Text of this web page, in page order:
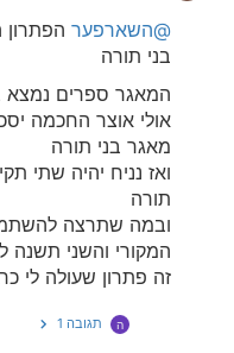
@השארפער
בני תורה
המאגר ספרים נמצא
אולי אוצר החכמה
מאגר בני תורה
ואז נניח יהיה שתי
תורה
ובמה שתרצה
המקורי והשני
זה פתרון שעולה לי
ה תגובה 1